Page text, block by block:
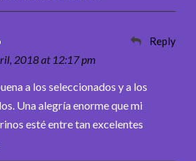
2018 at 12:17 pm
Reply
a los seleccionados y a los
Una alegría enorme que mi
esté entre tan excelentes